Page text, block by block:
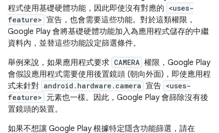
程式使用基礎硬體功能，因此即使沒有對應的 <uses-
feature> 宣告，也會需要這些功能。對於這類權限，
Google Play 會將基礎硬體功能加入為應用程式儲存的中繼
資料內，並替這些功能設定篩選條件。
舉例來說，如果應用程式要求 CAMERA 權限，Google Play
會假設應用程式需要使用後置鏡頭 (朝向外面)，即使應用程
式未針對 android.hardware.camera 宣告 <uses-
feature> 元素也一樣。因此，Google Play 會篩除沒有後
置鏡頭的裝置。
如果不想讓 Google Play 根據特定隱含功能篩選，請在